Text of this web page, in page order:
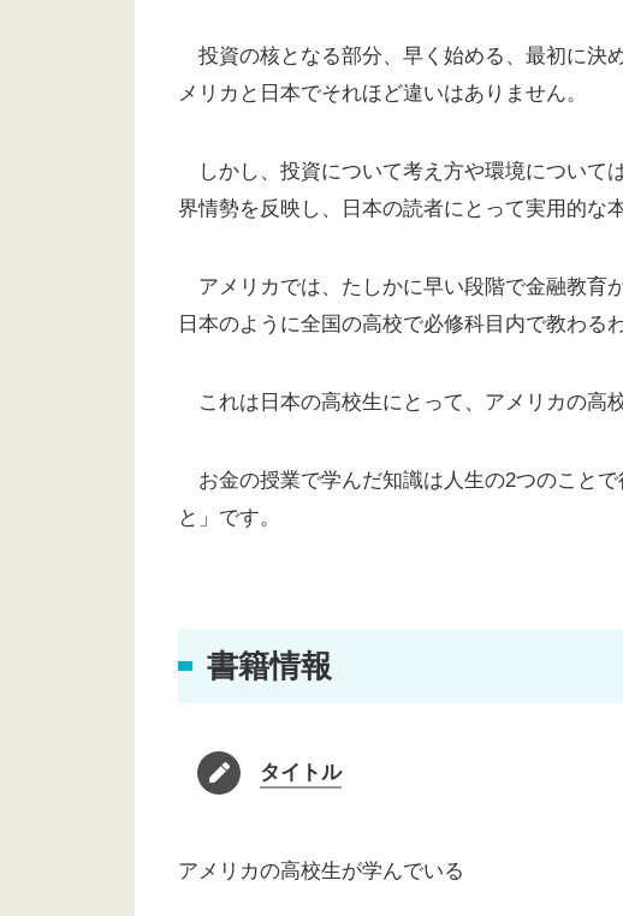
投資の核となる部分、早く始める、最初に決
メリカと日本でそれほど違いはありません。
しかし、投資について考え方や環境について
界情勢を反映し、日本の読者にとって実用的な
アメリカでは、たしかに早い段階で金融教育
日本のように全国の高校で必修科目内で教わる
これは日本の高校生にとって、アメリカの高
お金の授業で学んだ知識は人生の2つのこと
と」です。
書籍情報
タイトル
アメリカの高校生が学んでいる